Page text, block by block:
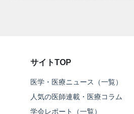
サイトTOP
医学・医療ニュース（一覧）
人気の医師連載・医療コラム
学会レポート（一覧）